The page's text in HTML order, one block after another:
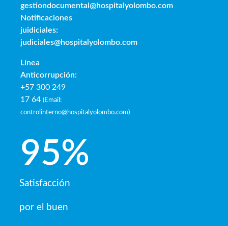
gestiondocumental@hospitalyolombo.com
Notificaciones
juidiciales:
judiciales@hospitalyolombo.com
Línea
Anticorrupción:
+57 300 249
17 64 (Email:
controlinterno@hospitalyolombo.com)
Satisfacción
por el buen
95%